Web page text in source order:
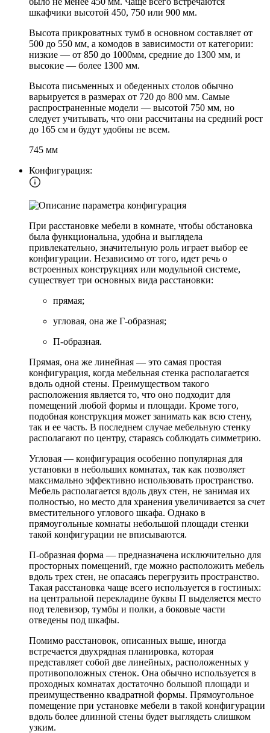
шкафчики высотой 450, 750 или 900 мм.
Высота прикроватных тумб в основном составляет от
500 до 550 мм, а комодов в зависимости от категории:
низкие — от 850 до 1000мм, средние до 1300 мм, и
высокие — более 1300 мм.
Высота письменных и обеденных столов обычно
варьируется в размерах от 720 до 800 мм. Самые
распространенные модели — высотой 750 мм, но
следует учитывать, что они рассчитаны на средний рост
до 165 см и будут удобны не всем.
745 мм
Конфигурация:
При расстановке мебели в комнате, чтобы обстановка
была функциональна, удобна и выглядела
привлекательно, значительную роль играет выбор ее
конфигурации. Независимо от того, идет речь о
встроенных конструкциях или модульной системе,
существует три основных вида расстановки:
прямая;
угловая, она же Г-образная;
П-образная.
Прямая, она же линейная — это самая простая
конфигурация, когда мебельная стенка располагается
вдоль одной стены. Преимуществом такого
расположения является то, что оно подходит для
помещений любой формы и площади. Кроме того,
подобная конструкция может занимать как всю стену,
так и ее часть. В последнем случае мебельную стенку
располагают по центру, стараясь соблюдать симметрию.
Угловая — конфигурация особенно популярная для
установки в небольших комнатах, так как позволяет
максимально эффективно использовать пространство.
Мебель располагается вдоль двух стен, не занимая их
полностью, но место для хранения увеличивается за счет
вместительного углового шкафа. Однако в
прямоугольные комнаты небольшой площади стенки
такой конфигурации не вписываются.
П-образная форма — предназначена исключительно для
просторных помещений, где можно расположить мебель
вдоль трех стен, не опасаясь перегрузить пространство.
Такая расстановка чаще всего используется в гостиных:
на центральной перекладине буквы П выделяется место
под телевизор, тумбы и полки, а боковые части
отведены под шкафы.
Помимо расстановок, описанных выше, иногда
встречается двухрядная планировка, которая
представляет собой две линейных, расположенных у
противоположных стенок. Она обычно используется в
проходных комнатах достаточно большой площади и
преимущественно квадратной формы. Прямоугольное
помещение при установке мебели в такой конфигурации
вдоль более длинной стены будет выглядеть слишком
узким.